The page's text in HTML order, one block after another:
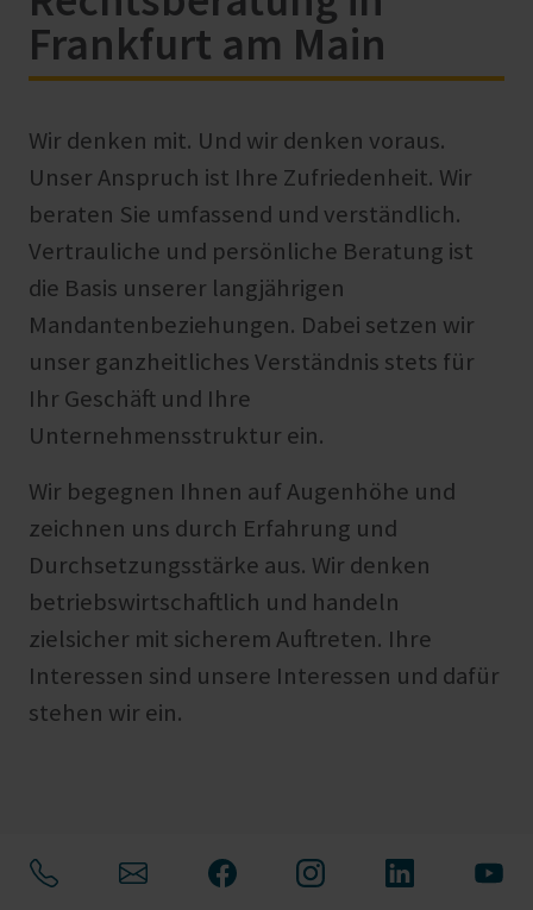
Frankfurt am Main
Wir denken mit. Und wir denken voraus.
Unser Anspruch ist Ihre Zufriedenheit. Wir
beraten Sie umfassend und verständlich.
Vertrauliche und persönliche Beratung ist
die Basis unserer langjährigen
Mandantenbeziehungen. Dabei setzen wir
unser ganzheitliches Verständnis stets für
Ihr Geschäft und Ihre
Unternehmensstruktur ein.
Wir begegnen Ihnen auf Augenhöhe und
zeichnen uns durch Erfahrung und
Durchsetzungsstärke aus. Wir denken
betriebswirtschaftlich und handeln
zielsicher mit sicherem Auftreten. Ihre
Interessen sind unsere Interessen und dafür
stehen wir ein.